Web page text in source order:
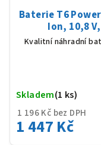
Baterie T6
Ion, 10,8
Kvalitní náhradní
1 196 Kč bez DPH
1 447 Kč
Skladem(1 ks)